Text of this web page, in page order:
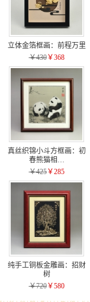
立体金箔框画：前程万里
￥430￥368
真丝织锦小斗方框画：初
春熊猫相…
￥425￥285
纯手工铜板金雕画：招财
树
￥720￥580